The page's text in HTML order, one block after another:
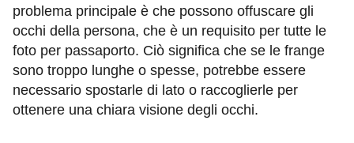
problema principale è che possono offuscare gli
occhi della persona, che è un requisito per tutte le
foto per passaporto. Ciò significa che se le frange
sono troppo lunghe o spesse, potrebbe essere
necessario spostarle di lato o raccoglierle per
ottenere una chiara visione degli occhi.